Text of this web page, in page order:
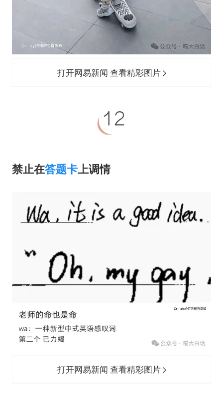
打开网易新闻 查看精彩图片
禁止在答题卡上调情
打开网易新闻 查看精彩图片